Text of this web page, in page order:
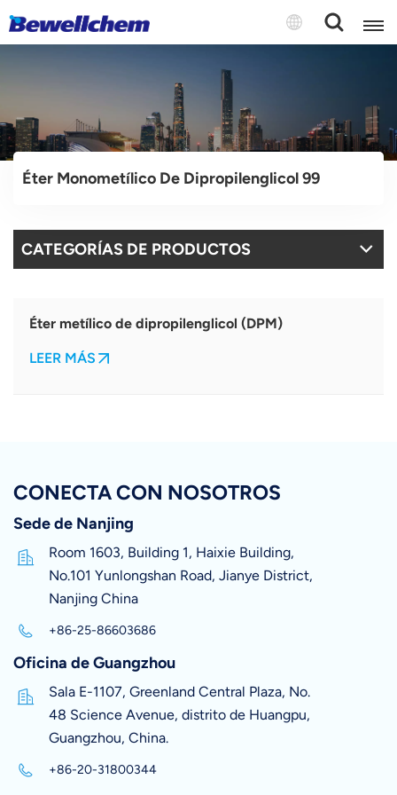
English
Русский
بالعربية
中文
Español
Éter Monometílico De Dipropilenglicol 99
CATEGORÍAS DE PRODUCTOS
Éter metílico de dipropilenglicol (DPM)
LEER MÁS
CONECTA CON NOSOTROS
Sede de Nanjing
Room 1603, Building 1, Haixie Building,
No.101 Yunlongshan Road, Jianye District,
Nanjing China
+86-25-86603686
Oficina de Guangzhou
Sala E-1107, Greenland Central Plaza, No.
48 Science Avenue, distrito de Huangpu,
Guangzhou, China.
+86-20-31800344